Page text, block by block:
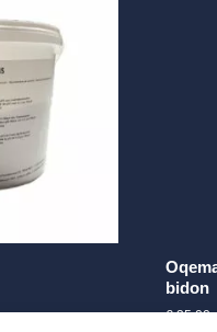
bidon
€35,00